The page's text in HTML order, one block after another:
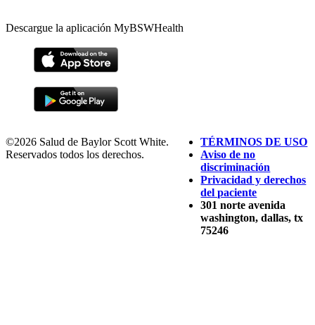
Descargue la aplicación MyBSWHealth
©2026 Salud de Baylor Scott White.
Reservados todos los derechos.
TÉRMINOS DE USO
Aviso de no
discriminación
Privacidad y derechos
del paciente
301 norte avenida
washington, dallas, tx
75246